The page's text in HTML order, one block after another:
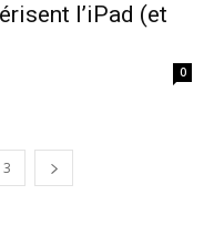
l’iPad (et
0
3